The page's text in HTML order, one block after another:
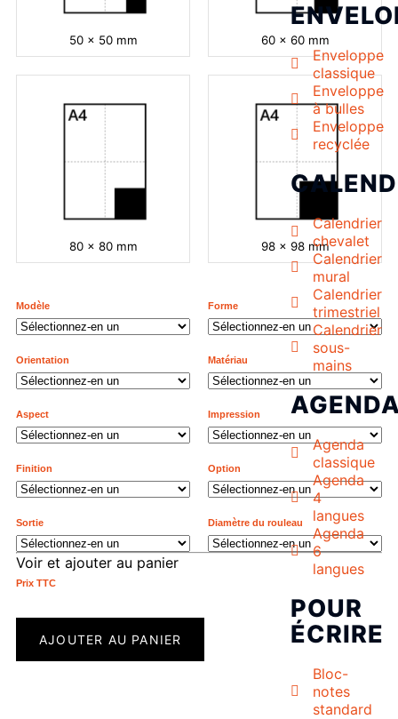
Enveloppe
classique
Enveloppe
à bulles
Enveloppe
recyclée
Calendrier
chevalet
Calendrier
mural
Calendrier
trimestriel
Calendrier
sous-
mains
Agenda
classique
Agenda
4
langues
Agenda
6
langues
POUR
ÉCRIRE
Bloc-
notes
standard
50 x 50 mm 60 x 60 mm
80 x 80 mm 98 x 98 mm
Modèle Forme
Orientation Matériau
Aspect Impression
Finition Option
Sortie Diamètre du rouleau
Voir et ajouter au panier
Prix ​​TTC
AJOUTER AU PANIER